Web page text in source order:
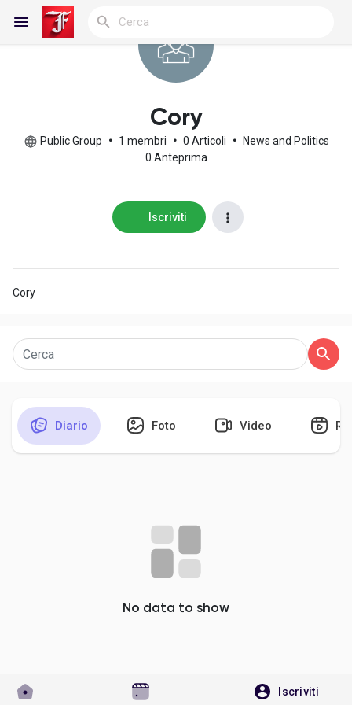
Iscriviti
My Groups
Discover Pagine
Discover Posts
Cory
Public Group • 1 membri • 0 Articoli •
News and Politics
0 Anteprima
Iscriviti
Cory
Diario Foto Video
No data to show